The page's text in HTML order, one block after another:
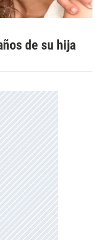
de su hija